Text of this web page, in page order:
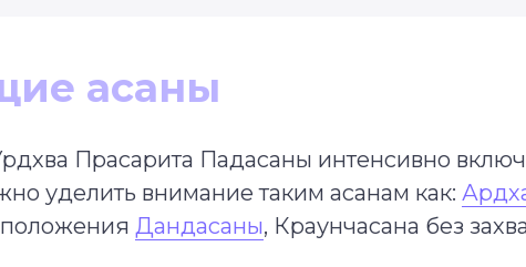
асаны
Прасарита Падасаны интенсивно
уделить внимание таким асанам как:
Дандасаны, Краунчасана без